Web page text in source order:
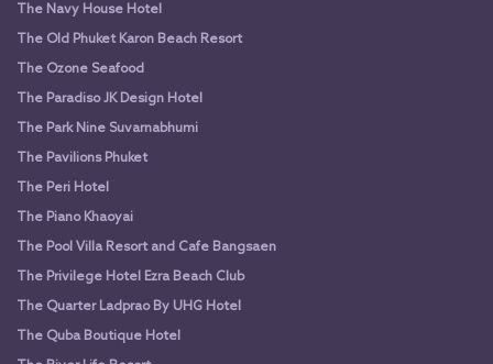
The Navy House Hotel
The Old Phuket Karon Beach Resort
The Ozone Seafood
The Paradiso JK Design Hotel
The Park Nine Suvarnabhumi
The Pavilions Phuket
The Peri Hotel
The Piano Khaoyai
The Pool Villa Resort and Cafe Bangsaen
The Privilege Hotel Ezra Beach Club
The Quarter Ladprao By UHG Hotel
The Quba Boutique Hotel